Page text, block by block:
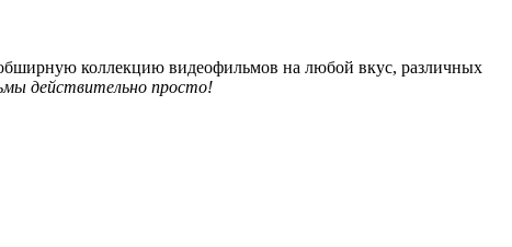
коллекцию видеофильмов на любой вкус, различных
действительно просто!